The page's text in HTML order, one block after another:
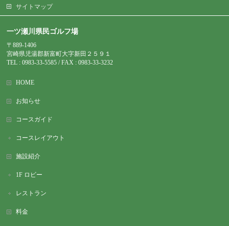
サイトマップ
一ツ瀬川県民ゴルフ場
〒889-1406
宮崎県児湯郡新富町大字新田２５９１
TEL : 0983-33-5585 / FAX : 0983-33-3232
HOME
お知らせ
コースガイド
コースレイアウト
施設紹介
1F ロビー
レストラン
料金